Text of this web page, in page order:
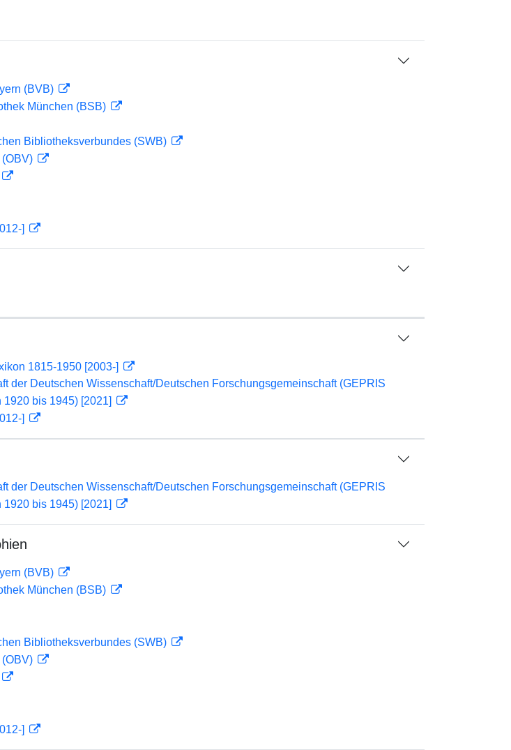
(BVB)
München (BSB)
Bibliotheksverbundes (SWB)
]
1815-1950 [2003-]
der Deutschen Wissenschaft/Deutschen Forschungsgemeinschaft (GEPRIS
bis 1945) [2021]
]
der Deutschen Wissenschaft/Deutschen Forschungsgemeinschaft (GEPRIS
bis 1945) [2021]
(BVB)
München (BSB)
Bibliotheksverbundes (SWB)
]